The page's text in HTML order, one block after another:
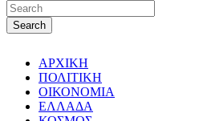
Search
ΑΡΧΙΚΗ
ΠΟΛΙΤΙΚΗ
ΟΙΚΟΝΟΜΙΑ
ΕΛΛΑΔΑ